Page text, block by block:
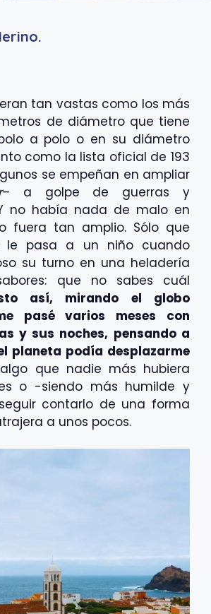
tan vastas como los más
de diámetro que tiene
a polo o en su diámetro
como la lista oficial de 193
se empeñan en ampliar
– a golpe de guerras y
no había nada de malo en
fuera tan amplio. Sólo que
le pasa a un niño cuando
su turno en una heladería
que no sabes cuál
así, mirando el globo
pasé varios meses con
y sus noches, pensando a
planeta podía desplazarme
que nadie más hubiera
o -siendo más humilde y
contarlo de una forma
a unos pocos.